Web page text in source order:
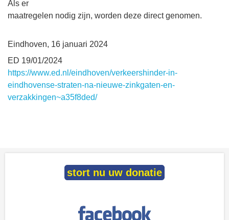
Als er
maatregelen nodig zijn, worden deze direct genomen.
Eindhoven, 16 januari 2024
ED 19/01/2024
https://www.ed.nl/eindhoven/verkeershinder-in-
eindhovense-straten-na-nieuwe-zinkgaten-en-
verzakkingen~a35f8ded/
stort nu uw donatie